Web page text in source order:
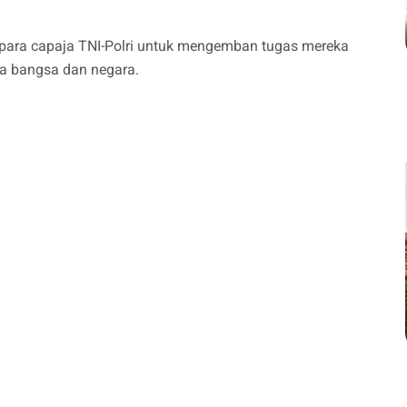
capaja TNI-Polri untuk mengemban tugas mereka
bangsa dan negara.